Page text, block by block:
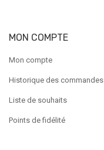
MON COMPTE
Mon compte
Historique des commandes
Liste de souhaits
Points de fidélité